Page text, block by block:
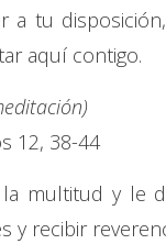
tu
aquí contigo.
12, 38-44
multitud y le
y recibir